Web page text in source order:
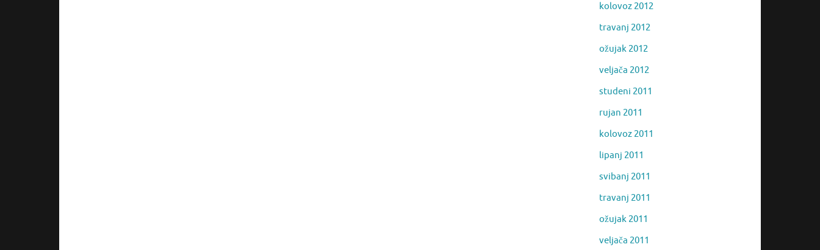
kolovoz 2012
travanj 2012
ožujak 2012
veljača 2012
studeni 2011
rujan 2011
kolovoz 2011
lipanj 2011
svibanj 2011
travanj 2011
ožujak 2011
veljača 2011